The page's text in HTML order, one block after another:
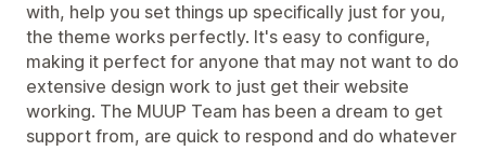
with, help you set things up specifically just for you,
the theme works perfectly. It's easy to configure,
making it perfect for anyone that may not want to do
extensive design work to just get their website
working. The MUUP Team has been a dream to get
support from, are quick to respond and do whatever